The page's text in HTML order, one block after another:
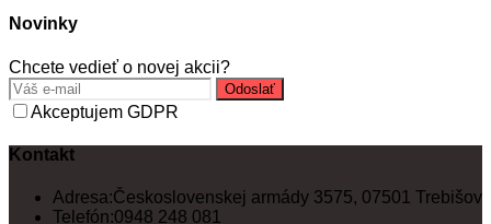
Novinky
Chcete vedieť o novej akcii?
Odoslať
Akceptujem GDPR
Kontakt
Adresa:Československej armády 3575, 07501 Trebišov
Telefón:0948 248 081